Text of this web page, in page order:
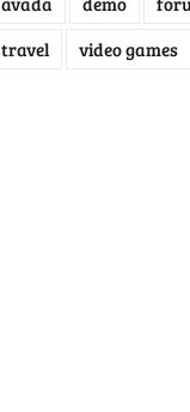
travel
video games